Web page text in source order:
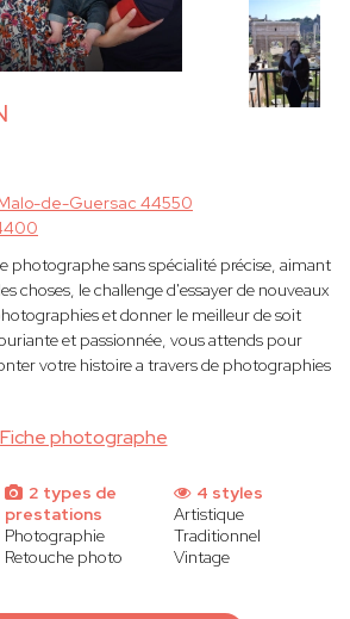
Fiche photographe
de-Guersac 44550
photographe sans spécialité précise, aimant
choses, le challenge d'essayer de nouveaux
et donner le meilleur de soit
et passionnée, vous attends pour
votre histoire a travers de photographies
2 types de
prestations
Photographie
Retouche photo
4 styles
Artistique
Traditionnel
Vintage